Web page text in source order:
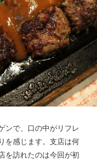
ンで、口の中がリフレ
を感じます。支店は何
を訪れたのは今回が初